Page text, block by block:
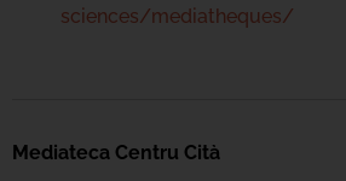
sciences/mediatheques/
Mediateca Centru Cità